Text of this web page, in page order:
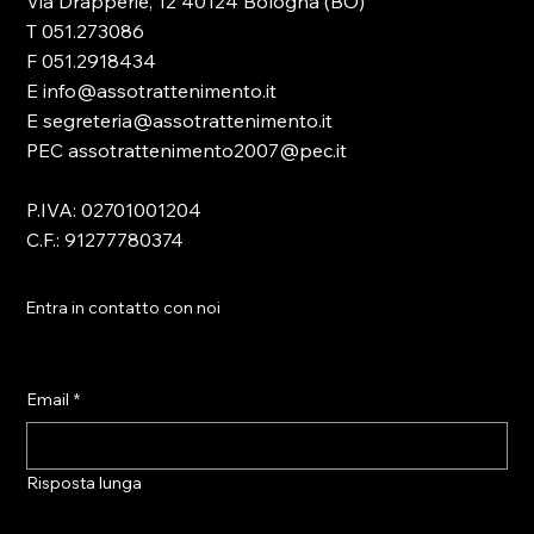
T 051.273086
F 051.2918434
E info@assotrattenimento.it
E segreteria@assotrattenimento.it
PEC assotrattenimento2007@pec.it
P.IVA: 02701001204
C.F.: 91277780374
Entra in contatto con noi
Email *
Risposta lunga